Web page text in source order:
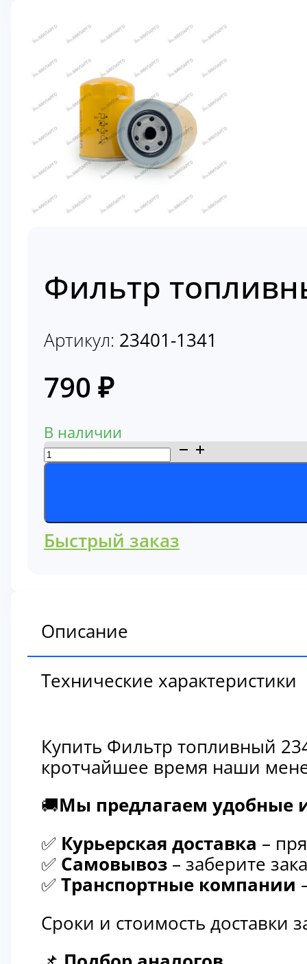
Фильтр
Артикул: 23401-1341
790 ₽
В наличии
Количество
товара
топливный
23401-
1341
Быстрый заказ
Описание
Технические характеристики
Купить Фильтр топливный
кротчайшее время наши
🚚Мы предлагаем удобные
✅ Курьерская доставка –
✅ Самовывоз – заберите
✅ Транспортные компании
Сроки и стоимость доставки